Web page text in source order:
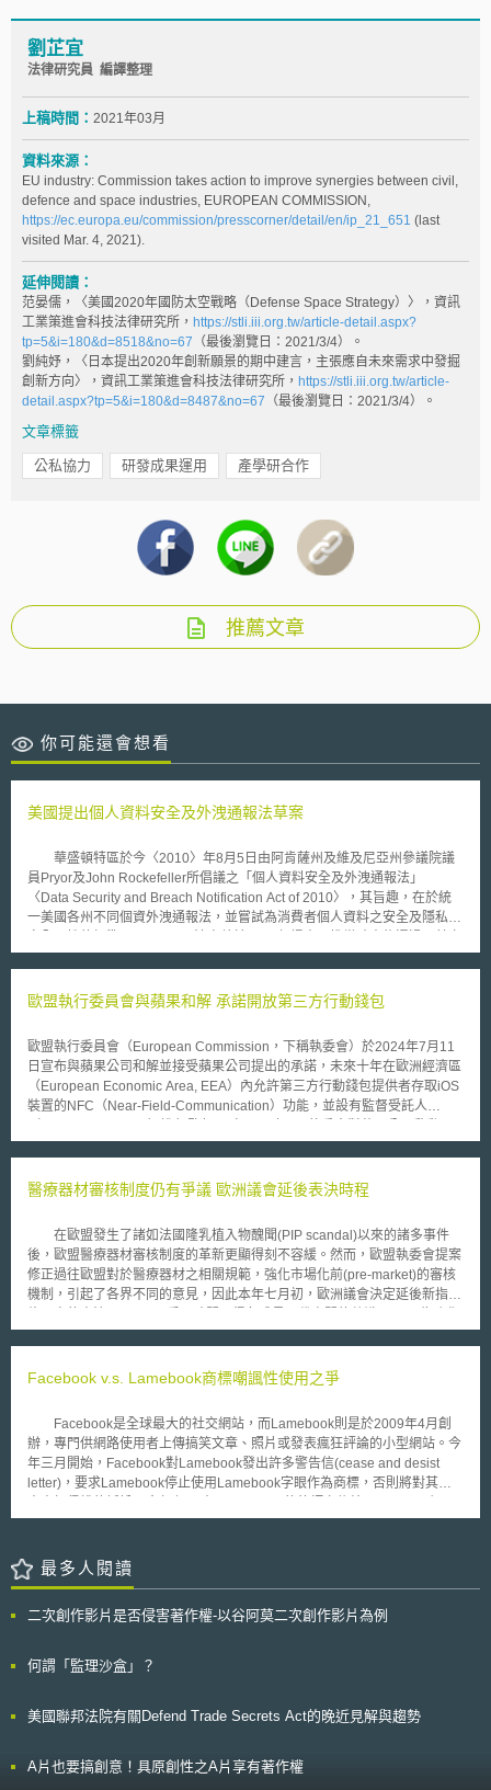
劉芷宜
法律研究員 編譯整理
上稿時間： 2021年03月
資料來源：
EU industry: Commission takes action to improve synergies between civil,
defence and space industries, EUROPEAN COMMISSION,
https://ec.europa.eu/commission/presscorner/detail/en/ip_21_651 (last
visited Mar. 4, 2021).
延伸閱讀：
范晏儒，〈美國2020年國防太空戰略（Defense Space Strategy）〉，資訊
工業策進會科技法律研究所， https://stli.iii.org.tw/article-detail.aspx?
tp=5&i=180&d=8518&no=67 （最後瀏覽日：2021/3/4）。
劉純妤，〈日本提出2020年創新願景的期中建言，主張應自未來需求中發掘
創新方向〉，資訊工業策進會科技法律研究所， https://stli.iii.org.tw/article-
detail.aspx?tp=5&i=180&d=8487&no=67 （最後瀏覽日：2021/3/4）。
文章標籤
公私協力 研發成果運用 產學研合作
推薦文章
你可能還會想看
美國提出個人資料安全及外洩通報法草案
華盛頓特區於今〈2010〉年8月5日由阿肯薩州及維及尼亞州參議院議
員Pryor及John Rockefeller所倡議之「個人資料安全及外洩通報法」
〈Data Security and Breach Notification Act of 2010〉，其旨趣，在於統
一美國各州不同個資外洩通報法，並嘗試為消費者個人資料之安全及隱私設
法緣由係為處理美國各州、聯邦及國際間政府對個資安全與日俱增之重視。
〈social security numbers〉之企業，一旦發生資料外洩事件，需對國家提
「帳戶詐欺」〈account fraud〉風險，則應於發現個資外洩六十日內通知受
影響之消費者。 Pryor法案之適用對象甚廣，故有認為，該法一旦通
過，其將成為繼美國金融服務法〈the Gramm-Leach-Bliley Act，簡稱
GLBA〉後的模範法典，其適用對象包括受GLBA規範之金融機構及任何個
人〈any individual〉、合夥〈partnership〉、公司〈corporation〉、信託
〈association〉、維持或傳送「敏感的會計資訊」或「敏感的個人資訊」之
information” or “sensitive personal information”〉，但並不包括任何政府辦
federal,state, or local government〉或任何其下所再劃分之單位〈any
subdivision thereof〉。 惟此一倡議中之資料安全立法不論法令遵循或
執行皆有一定難度，因該法雖要求對超出「損害門檻」之資料外洩需對消費
者通報，但對「損害門檻」並無明確定義。此外，受影響之企業似無實行適
當風險評估之誘因，除需耗費大量成本評估外洩事件是否超過損害門檻外，
尚需面臨企業名譽受損與客戶不滿之損失，在個資外洩要素風險指導原則付
解決之道，應明定損害門檻，並聘請外部專家或使用市場新工具，訂定客觀
一年內，美國商務、科學及交通委員會〈Committee on Commerce,
Science, and Transportation〉應頒布規定，要求擁有或處理含有個人資料
或契約之企業，必須建立並執行蒐集、使用、出售，及其他傳播、維持個人
資訊之資訊安全政策，以達保護個人資料之目的。
歐盟執行委員會與蘋果和解 承諾開放第三方行動錢包
歐盟執行委員會（European Commission，下稱執委會）於2024年7月11
日宣布與蘋果公司和解並接受蘋果公司提出的承諾，未來十年在歐洲經濟區
（European Economic Area, EEA）內允許第三方行動錢包提供者存取iOS
裝置的NFC（Near-Field-Communication）功能，並設有監督受託人
壟斷調查，並於2022年5月執委會提出聲明認為蘋果公司在iOS裝置行動錢
約》（Treaty on the Functioning of the European Union, TFEU）第102條
提供第三方行動錢包提供者和支付服務提供者應用程式介面（Application
Programming Interfaces, APIs）存取iOS裝置的NFC功能，並經由執委會1
個月的第三方意見諮詢後，蘋果公司根據該意見修改部分內容，並提出以下
承諾： ● 提供終端設備支付功能。 ● 取消存取NFC功能的資格條件。 ● 允
許第三方行動錢包提供者為存取NFC功能預先設置支付應用程式。 ● 持續更
導向設定頁面。 ● 縮短爭端解決期程。 ● 由監督受託人提供獨立性及程序保
錢包提供者在iOS裝置提供NFC支付功能的競爭，執委會與蘋果公司和解並
執委會與蘋果公司和解並結束為期4年的調查，但蘋果公司仍須承擔《數位
市場法》（Digital Markets Act）等其他法規之義務。 相較於Android系統
開放NFC功能提供行動錢包存取，iOS系統對行動錢包存取NFC功能有所限
制，澳洲競爭與消費者委員會（Australian Competition and Consumer
Commission）及美國司法部對於蘋果公司壟斷iOS裝置的行動錢包市場也
展開調查或訴訟，蘋果公司面臨行動錢包市場競爭的挑戰，在歐洲經濟區內
政策改變，可持續觀察各國行動錢包市場動態。
醫療器材審核制度仍有爭議 歐洲議會延後表決時程
在歐盟發生了諸如法國隆乳植入物醜聞(PIP scandal)以來的諸多事件
後，歐盟醫療器材審核制度的革新更顯得刻不容緩。然而，歐盟執委會提案
修正過往歐盟對於醫療器材之相關規範，強化市場化前(pre-market)的審核
機制，引起了各界不同的意見，因此本年七月初，歐洲議會決定延後新指令
對於患者健康的保障，歐盟執委會(European Commission)於2012年提出
Parliament and of the Council on medical devices)，並包括對2001/83號
Regulation (EC) No 1223/2009)的修正，已建立更完善的歐盟醫療器材管
理機制。其中包括歐盟統一而集中的審核程序，此舉卻引起不同意見，認為
過於科層化(bureaucratic)的市場化前審核制度設計，將阻礙研發且不見得
對病患有利。有歐洲議會議員指出，現行制度雖有進化的必要，然集中化
(centralisation)的審核工作，對於行政負擔的加重，或許不如先在各國家層
(Class III devices)的審核，將使得患者延遲3至5年才能得到可以拯救其性命
的產品，相對地卻沒有得到甚麼安全的提升。 七月初，歐洲議會公共
健康與食品安全委員會(Public Health and Food Safety Committee, ENVI)
Facebook v.s. Lamebook商標嘲諷性使用之爭
Facebook是全球最大的社交網站，而Lamebook則是於2009年4月創
辦，專門供網路使用者上傳搞笑文章、照片或發表瘋狂評論的小型網站。今
年三月開始，Facebook對Lamebook發出許多警告信(cease and desist
letter)，要求Lamebook停止使用Lamebook字眼作為商標，否則將對其提
其侵權，信中並聲稱Lamebook作為商標的使用，並非屬於受法律保護的嘲
任何批評或評論。 然而Lamebook則認為其網站是專門供網友上傳他們
在最愛的社交網站上所看到的搞笑照片或近況動態，屬於嘲諷性商標使用。
向德州Austin聯邦法院提出請求確認Lamebook詞語的使用並未侵害
下，Facebook的律師11月9日於加州San Jose聯邦法院，向Lamebook提
的名譽和名氣，吸引更多使用者使用Lamebook網站，Facebook將會持續
Lamebook則回應其和Facebook所提供的服務並不相同，其並未提供社交
最多人閱讀
二次創作影片是否侵害著作權-以谷阿莫二次創作影片為例
何謂「監理沙盒」？
美國聯邦法院有關Defend Trade Secrets Act的晚近見解與趨勢
A片也要搞創意！具原創性之A片享有著作權